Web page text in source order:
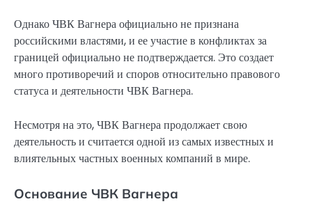
Однако ЧВК Вагнера официально не признана
российскими властями, и ее участие в конфликтах за
границей официально не подтверждается. Это создает
много противоречий и споров относительно правового
статуса и деятельности ЧВК Вагнера.
Несмотря на это, ЧВК Вагнера продолжает свою
деятельность и считается одной из самых известных и
влиятельных частных военных компаний в мире.
Основание ЧВК Вагнера